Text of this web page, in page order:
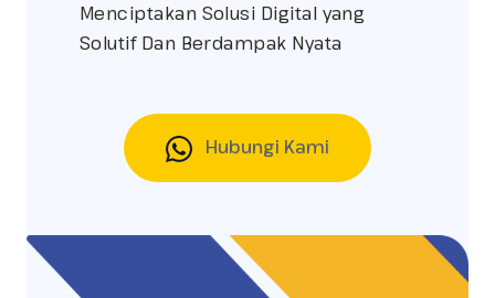
Menciptakan Solusi Digital yang
Solutif Dan Berdampak Nyata
Hubungi Kami